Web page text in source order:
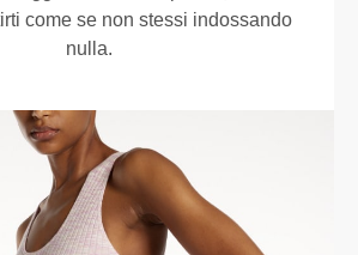
come se non stessi indossando
nulla.